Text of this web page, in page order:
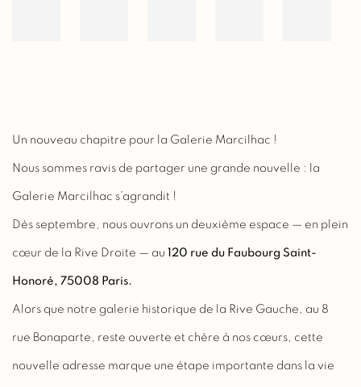
Un nouveau chapitre pour la Galerie Marcilhac !
Nous sommes ravis de partager une grande nouvelle : la
Galerie Marcilhac s’agrandit !
Dès septembre, nous ouvrons un deuxième espace — en plein
cœur de la Rive Droite — au 120 rue du Faubourg Saint-
Honoré, 75008 Paris.
Alors que notre galerie historique de la Rive Gauche, au 8
rue Bonaparte, reste ouverte et chère à nos cœurs, cette
nouvelle adresse marque une étape importante dans la vie